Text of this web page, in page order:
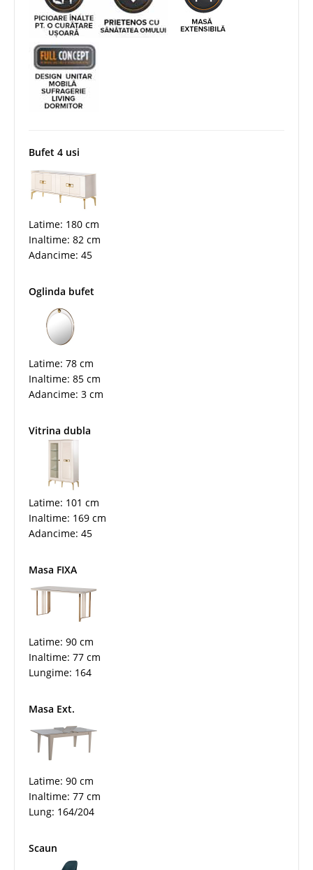
Bufet 4 usi
Latime: 180 cm
Inaltime: 82 cm
Adancime: 45
Oglinda bufet
Latime: 78 cm
Inaltime: 85 cm
Adancime: 3 cm
Vitrina dubla
Latime: 101 cm
Inaltime: 169 cm
Adancime: 45
Masa FIXA
Latime: 90 cm
Inaltime: 77 cm
Lungime: 164
Masa Ext.
Latime: 90 cm
Inaltime: 77 cm
Lung: 164/204
Scaun